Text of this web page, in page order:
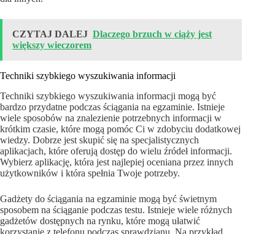
CZYTAJ DALEJ Dlaczego brzuch w ciąży jest
większy wieczorem
Techniki szybkiego wyszukiwania informacji
Techniki szybkiego wyszukiwania informacji mogą być
bardzo przydatne podczas ściągania na egzaminie. Istnieje
wiele sposobów na znalezienie potrzebnych informacji w
krótkim czasie, które mogą pomóc Ci w zdobyciu dodatkowej
wiedzy. Dobrze jest skupić się na specjalistycznych
aplikacjach, które oferują dostęp do wielu źródeł informacji.
Wybierz aplikację, która jest najlepiej oceniana przez innych
użytkowników i która spełnia Twoje potrzeby.
Gadżety do ściągania na egzaminie mogą być świetnym
sposobem na ściąganie podczas testu. Istnieje wiele różnych
gadżetów dostępnych na rynku, które mogą ułatwić
korzystanie z telefonu podczas sprawdzianu. Na przykład,